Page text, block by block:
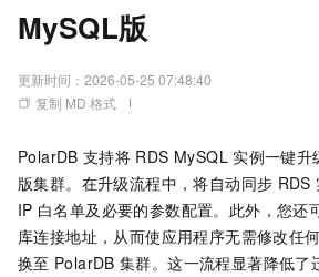
MySQL版
更新时间： 2026-05-25 07:48:40
复制 MD 格式
PolarDB 支持将 RDS MySQL 实例一键升
版集群。在升级流程中，将自动同步 RDS
IP 白名单及必要的参数配置。此外，您还
库连接地址，从而使应用程序无需修改任
换至 PolarDB 集群。这一流程显著降低了